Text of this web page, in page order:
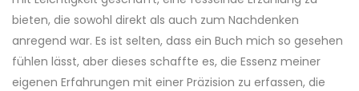
bieten, die sowohl direkt als auch zum Nachdenken
anregend war. Es ist selten, dass ein Buch mich so gesehen
fühlen lässt, aber dieses schaffte es, die Essenz meiner
eigenen Erfahrungen mit einer Präzision zu erfassen, die